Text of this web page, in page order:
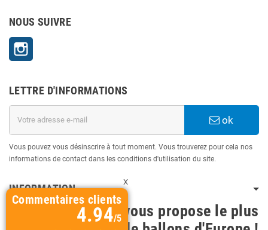
NOUS SUIVRE
LETTRE D'INFORMATIONS
ok
Vous pouvez vous désinscrire à tout moment. Vous trouverez pour cela nos
informations de contact dans les conditions d'utilisation du site.
INFORMATION
BallonsDeco vous propose le plus
X
Commentaires clients
4.94/5